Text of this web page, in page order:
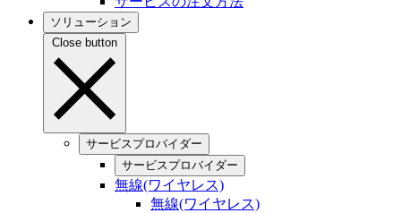
ソリューション
Close button
サービスプロバイダー
サービスプロバイダー
無線(ワイヤレス)
無線(ワイヤレス)